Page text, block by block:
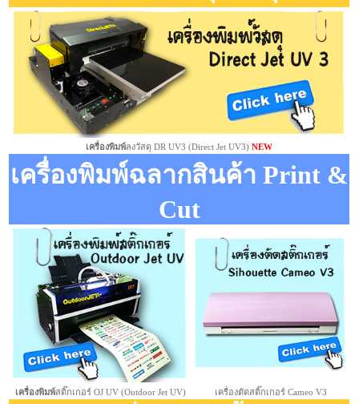
เครื่องพิมพ์ลงวัสดุ DR UV3 (Direct Jet UV3)NEW
เครื่องพิมพ์ฉลากสินค้า Print &
Cut
เครื่องพิมพ์สติ๊กเกอร์ OJ UV (Outdoor Jet UV) เครื่องตัดสติ๊กเกอร์ Cameo V3